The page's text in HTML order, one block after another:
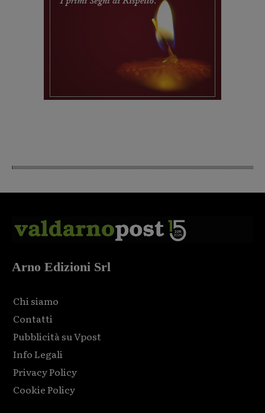
Arno Edizioni Srl
Chi siamo
Contatti
Pubblicità su Vpost
Info Legali
Privacy Policy
Cookie Policy